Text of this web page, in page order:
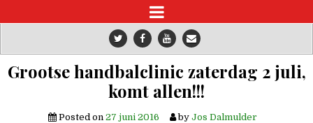
Grootse handbalclinic zaterdag 2 juli,
komt allen!!!
Posted on 27 juni 2016 by Jos Dalmulder